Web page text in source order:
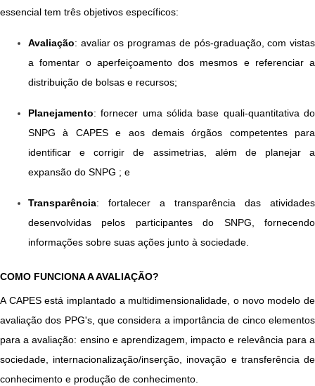
essencial tem três objetivos específicos:
Avaliação: avaliar os programas de pós-graduação, com vistas
a fomentar o aperfeiçoamento dos mesmos e referenciar a
distribuição de bolsas e recursos;
Planejamento: fornecer uma sólida base quali-quantitativa do
SNPG à CAPES e aos demais órgãos competentes para
identificar e corrigir de assimetrias, além de planejar a
expansão do SNPG ; e
Transparência: fortalecer a transparência das atividades
desenvolvidas pelos participantes do SNPG, fornecendo
informações sobre suas ações junto à sociedade.
​​​​​​​​​​​​​​COMO FUNCIONA A AVALIAÇÃO?
A CAPES está implantado a multidimensionalidade, o novo modelo de
avaliação dos PPG's, que considera a importância de cinco elementos
para a avaliação: ensino e aprendizagem, impacto e relevância para a
sociedade, internacionalização/inserção, inovação e transferência de
conhecimento e produção de conhecimento.